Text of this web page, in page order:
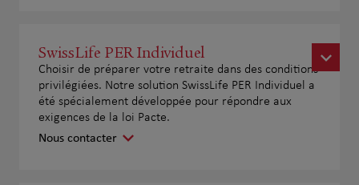
SwissLife PER Individuel
Choisir de préparer votre retraite dans des conditions
privilégiées. Notre solution SwissLife PER Individuel a
été spécialement développée pour répondre aux
exigences de la loi Pacte.
Nous contacter